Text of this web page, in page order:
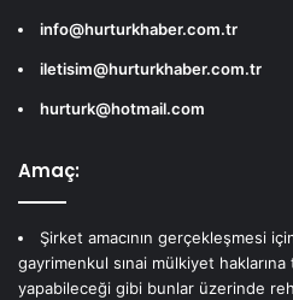
info@hurturkhaber.com.tr
iletisim@hurturkhaber.com.tr
hurturk@hotmail.com
Amaç:
Şirket amacının gerçekleşmesi
gayrimenkul sınai mülkiyet
yapabileceği gibi bunlar üzerinde